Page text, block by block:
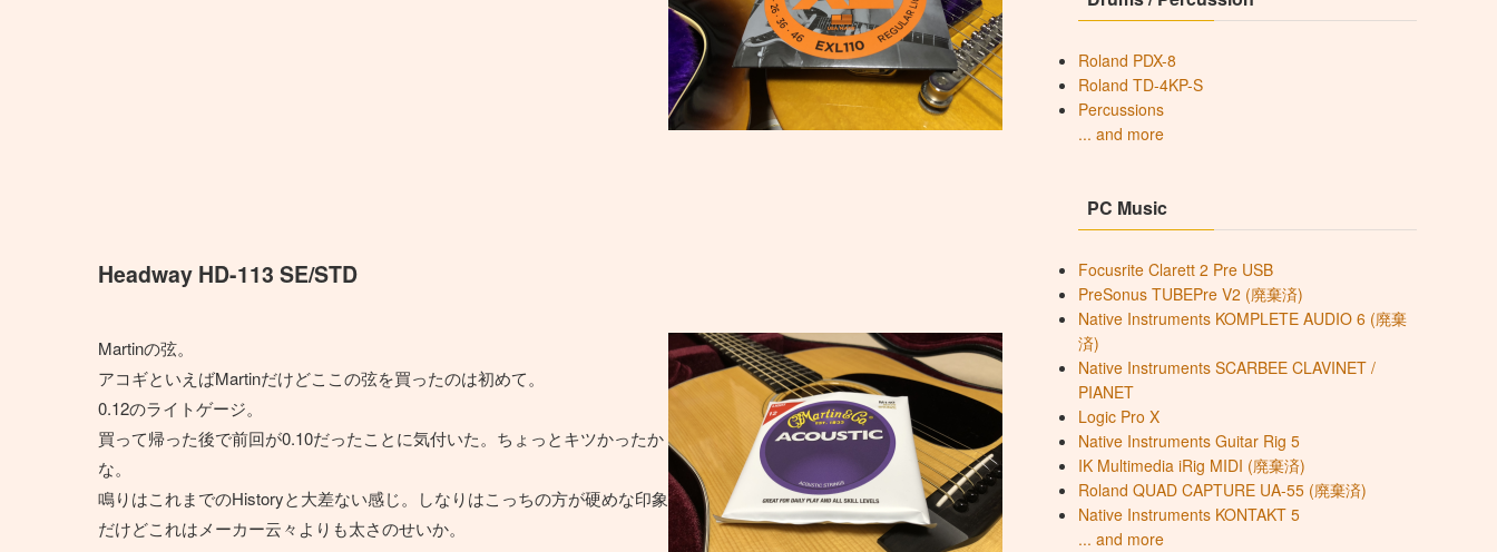
Headway HD-113 SE/STD
Martinの弦。
アコギといえばMartinだけどここの弦を買ったのは初めて。
0.12のライトゲージ。
買って帰った後で前回が0.10だったことに気付いた。ちょっとキツかったか
な。
鳴りはこれまでのHistoryと大差ない感じ。しなりはこっちの方が硬めな印象
だけどこれはメーカー云々よりも太さのせいか。
Roland PDX-8
Roland TD-4KP-S
Percussions
... and more
PC Music
Focusrite Clarett 2 Pre USB
PreSonus TUBEPre V2 (廃棄済)
Native Instruments KOMPLETE AUDIO 6 (廃棄
済)
Native Instruments SCARBEE CLAVINET /
PIANET
Logic Pro X
Native Instruments Guitar Rig 5
IK Multimedia iRig MIDI (廃棄済)
Roland QUAD CAPTURE UA-55 (廃棄済)
Native Instruments KONTAKT 5
... and more